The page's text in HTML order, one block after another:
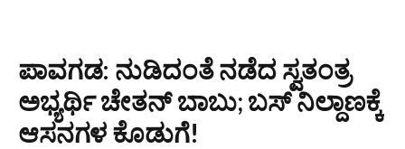
ಪಾವಗಡ: ನುಡಿದಂತೆ ನಡೆದ ಸ್ವತಂತ್ರ
ಅಭ್ಯರ್ಥಿ ಚೇತನ್ ಬಾಬು; ಬಸ್ ನಿಲ್ದಾಣಕ್ಕೆ
ಆಸನಗಳ ಕೊಡುಗೆ!